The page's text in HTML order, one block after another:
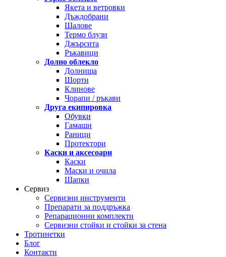
Якета и ветровки
Дъждобрани
Шалове
Термо блузи
Джърсита
Ръкавици
Долно облекло
Долнища
Шорти
Клинове
Чорапи / ръкави
Друга екипировка
Обувки
Гамаши
Раници
Протектори
Каски и аксесоари
Каски
Маски и очила
Шапки
Сервиз
Сервизни инструменти
Препарати за поддръжка
Репарационни комплекти
Сервизни стойки и стойки за стена
Тротинетки
Блог
Контакти